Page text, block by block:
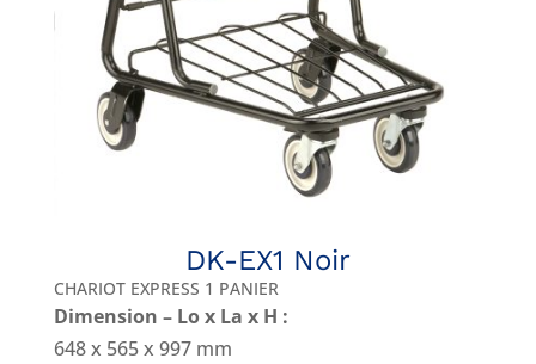
DK-EX1 Noir
CHARIOT EXPRESS 1 PANIER
Dimension – Lo x La x H :
648 x 565 x 997 mm